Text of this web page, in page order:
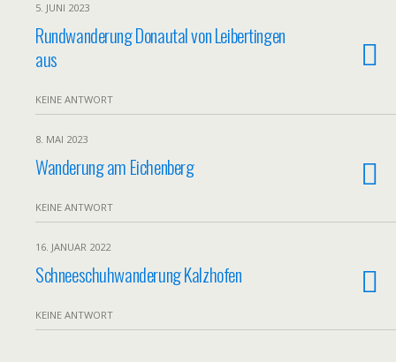
5. JUNI 2023
Rundwanderung Donautal von Leibertingen
aus
KEINE ANTWORT
8. MAI 2023
Wanderung am Eichenberg
KEINE ANTWORT
16. JANUAR 2022
Schneeschuhwanderung Kalzhofen
KEINE ANTWORT